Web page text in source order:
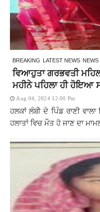
BREAKING LATEST NEWS NEWS
ਵਿਆਹੁਤਾ ਗਰਭਵਤੀ
ਮਹੀਨੇ ਪਹਿਲਾ ਹੀ ਹੋਇਆ
Aug 04, 2024 12:00 Pm
ਹਲਕਾਂ ਲੰਬੀ ਦੇ ਪਿੰਡ ਰਾਣੀ
ਹਲਾਤਾਂ ਵਿਚ ਮੌਤ ਹੋ ਜਾਣ ਦਾ